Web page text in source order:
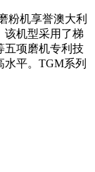
粉机享誉澳大利
该机型采用了梯
五项磨机专利技
平。TGM系列